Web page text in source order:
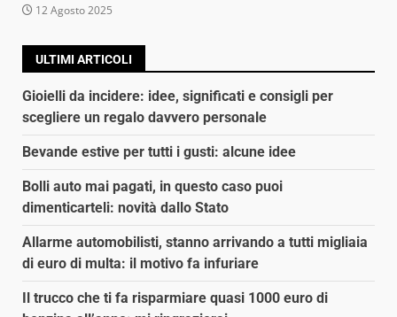
12 Agosto 2025
ULTIMI ARTICOLI
Gioielli da incidere: idee, significati e consigli per
scegliere un regalo davvero personale
Bevande estive per tutti i gusti: alcune idee
Bolli auto mai pagati, in questo caso puoi
dimenticarteli: novità dallo Stato
Allarme automobilisti, stanno arrivando a tutti migliaia
di euro di multa: il motivo fa infuriare
Il trucco che ti fa risparmiare quasi 1000 euro di